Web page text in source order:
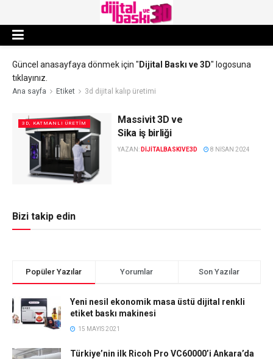
Güncel anasayfaya dönmek için " Dijital Baskı ve 3D" logosuna
tıklayınız.
Ana sayfa Etiket 3d dijital kalıp üretimi
3D, KATMANLI ÜRETIM
Massivit 3D ve
Sika iş birliği
YAZAN: DIJITALBASKIVE3D 8 NISAN 2024
Bizi takip edin
Popüler Yazılar Yorumlar Son Yazılar
Yeni nesil ekonomik masa üstü dijital renkli
etiket baskı makinesi
15 MAYIS 2021
Türkiye’nin ilk Ricoh Pro VC60000’i Ankara’da